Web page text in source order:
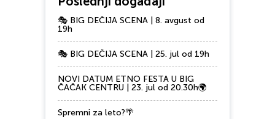
🎭 BIG DEČIJA SCENA | 8. avgust od
19h
🎭 BIG DEČIJA SCENA | 25. jul od 19h
NOVI DATUM ETNO FESTA U BIG
ČAČAK CENTRU | 23. jul od 20.30h🌍
Spremni za leto?🌴